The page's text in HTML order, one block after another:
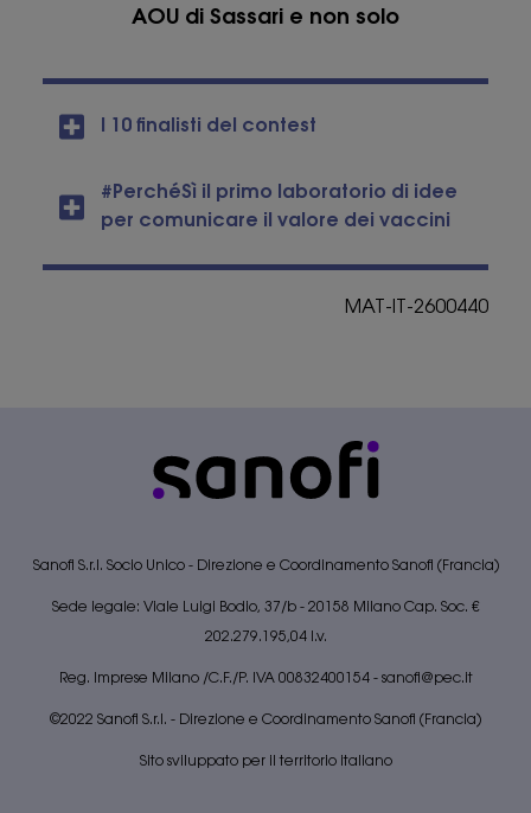
AOU di Sassari e non solo
I 10 finalisti del contest
#PerchéSì il primo laboratorio di idee
per comunicare il valore dei vaccini
MAT-IT-2600440
Sanofi S.r.l. Socio Unico - Direzione e Coordinamento Sanofi (Francia)
Sede legale: Viale Luigi Bodio, 37/b - 20158 Milano Cap. Soc. €
202.279.195,04 I.v.
Reg. Imprese Milano /C.F./P. IVA 00832400154 - sanofi@pec.it
©2022 Sanofi S.r.l. - Direzione e Coordinamento Sanofi (Francia)
Sito sviluppato per il territorio italiano